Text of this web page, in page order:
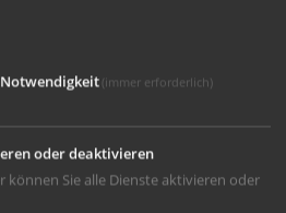
und fassen Mut zum Leben.
(immer erforderlich)
oder deaktivieren
können Sie alle Dienste aktivieren oder